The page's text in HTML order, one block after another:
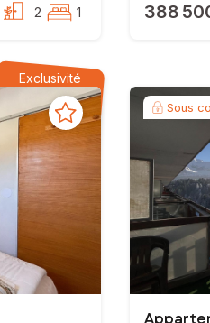
2 1 388
Exclusivité
Sous